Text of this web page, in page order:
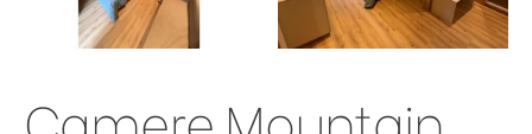
Camere Mountain